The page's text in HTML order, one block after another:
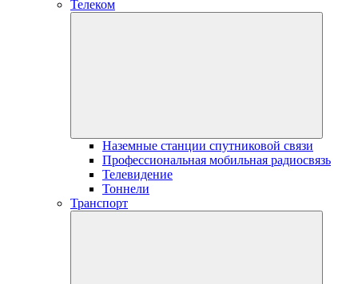
Телеком
Наземные станции спутниковой связи
Профессиональная мобильная радиосвязь
Телевидение
Тоннели
Транспорт